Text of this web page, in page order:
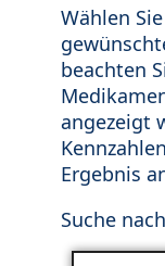
Wählen
beachten
angezeigt
Ergebnis
Suche